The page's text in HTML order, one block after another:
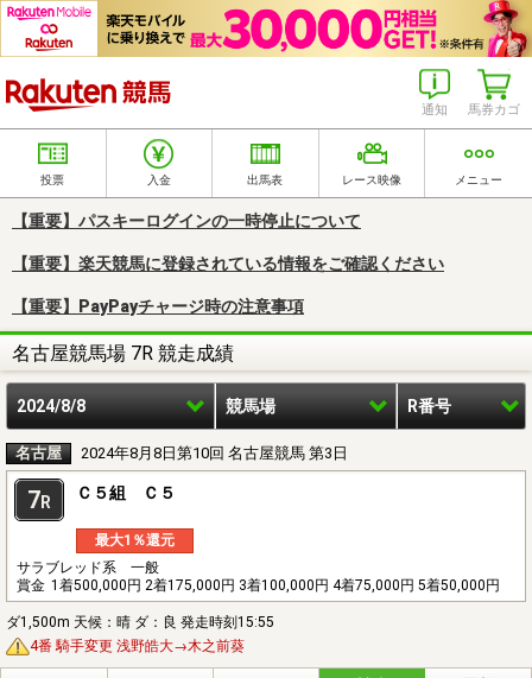
馬券カゴ
通知
投票 入金 出馬表 レース映像 メニュー
【重要】パスキーログインの一時停止について
【重要】楽天競馬に登録されている情報をご確認ください
【重要】PayPayチャージ時の注意事項
名古屋競馬場 7R 競走成績
2024/8/8 競馬場 R番号
名古屋 2024年8月8日第10回 名古屋競馬 第3日
7R Ｃ５組 Ｃ５
最大1％還元
サラブレッド系 一般
賞金 1着500,000円 2着175,000円 3着100,000円 4着75,000円 5着50,000円
ダ1,500m 天候：晴 ダ：良 発走時刻15:55
4番 騎手変更 浅野皓大→木之前葵